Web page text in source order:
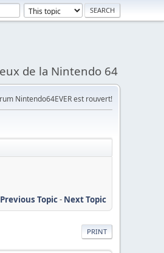
de la Nintendo 64
Nintendo64EVER est rouvert!
Previous Topic- Next Topic
PRINT